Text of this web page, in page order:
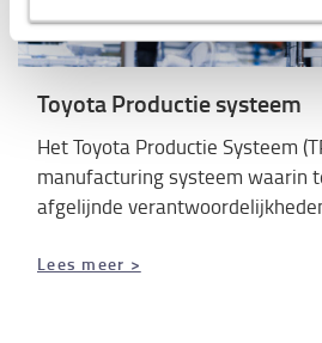
Toyota Productie systeem
Het Toyota Productie Systeem
manufacturing systeem waarin
afgelijnde
Lees meer >